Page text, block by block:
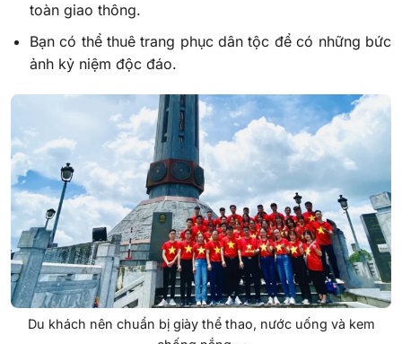
toàn giao thông.
Bạn có thể thuê trang phục dân tộc để có những bức
ảnh kỷ niệm độc đáo.
Du khách nên chuẩn bị giày thể thao, nước uống và kem